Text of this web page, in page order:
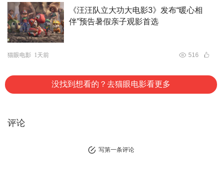
《汪汪队立大功大电影3》发布“暖心相
伴”预告暑假亲子观影首选
猫眼电影 1天前 516
没找到想看的？去猫眼电影看更多
评论
写第一条评论